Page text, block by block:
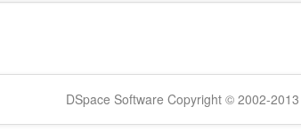
DSpace Software Copyright © 2002-